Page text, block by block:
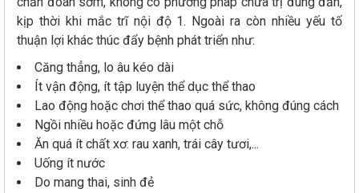
kịp thời khi mắc trĩ nội độ 1. Ngoài ra còn nhiều yếu tố
thuận lợi khác thúc đẩy bệnh phát triển như:
Căng thẳng, lo âu kéo dài
Ít vận động, ít tập luyện thể dục thể thao
Lao động hoặc chơi thể thao quá sức, không đúng cách
Ngồi nhiều hoặc đứng lâu một chỗ
Ăn quá ít chất xơ: rau xanh, trái cây tươi,...
Uống ít nước
Do mang thai, sinh đẻ